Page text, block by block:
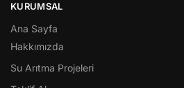
KURUMSAL
Ana Sayfa
Hakkımızda
Su Arıtma Projeleri